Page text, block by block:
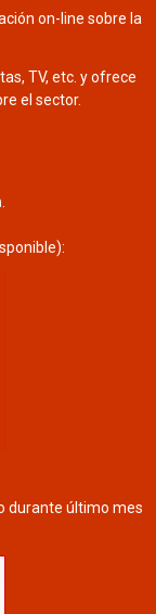
on-line sobre la
TV, etc. y ofrece
el sector.
.
durante último mes